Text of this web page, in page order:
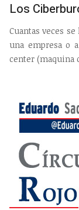
Los
Cuantas veces
una empresa o
center (maquina